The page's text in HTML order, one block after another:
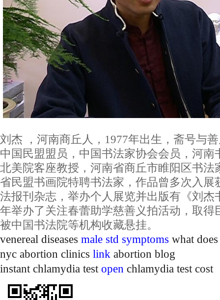
刘杰 ，河南商丘人，1977年出生，斋号与
中国民盟盟员，中国书法家协会会员，河南
北美院客座教授，河南省商丘市睢阳区书法
省民盟书画院特聘书法家，作品曾多次入展
法报刊杂志，举办个人展览并出版有《刘杰
年举办了关注春蕾助学慈善义拍活动，取得
被中国书法院等机构收藏悬挂。
venereal diseases male std symptoms what
nyc abortion clinics link abortion blog
instant chlamydia test open chlamydia test cost